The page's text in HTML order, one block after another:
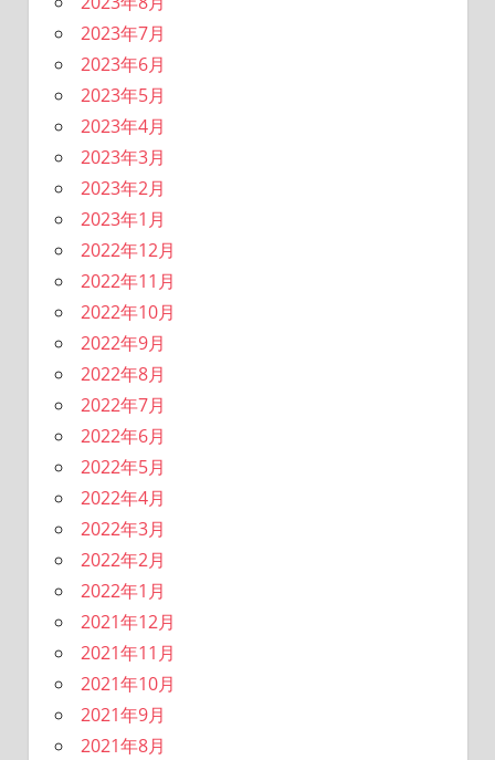
2023年7月
2023年6月
2023年5月
2023年4月
2023年3月
2023年2月
2023年1月
2022年12月
2022年11月
2022年10月
2022年9月
2022年8月
2022年7月
2022年6月
2022年5月
2022年4月
2022年3月
2022年2月
2022年1月
2021年12月
2021年11月
2021年10月
2021年9月
2021年8月